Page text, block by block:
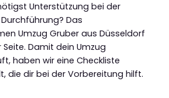
Unterstützung bei der
Das
Umzug Gruber aus Düsseldorf
Damit dein Umzug
haben wir eine Checkliste
die dir bei der Vorbereitung hilft.